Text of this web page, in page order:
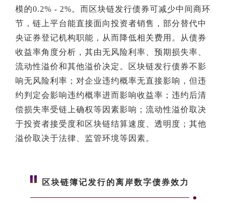
模的0.2% - 2%。而区块链发行债券可减少中间商环
节，链上平台能直接面向投资者销售，部分替代中
央证券登记机构职能，从而降低相关费用。从债券
收益率角度分析，其由无风险利率、预期损失率、
流动性溢价和其他溢价决定。区块链发行债券不影
响无风险利率；对企业违约概率无直接影响，但违
约判定会影响违约概率进而影响收益率；违约后清
偿损失率受链上确权等因素影响；流动性溢价取决
于投资者接受度和区块链结算速度、透明度；其他
溢价取决于法律、监管环境等因素。
区块链簿记发行的离岸数字债券效力